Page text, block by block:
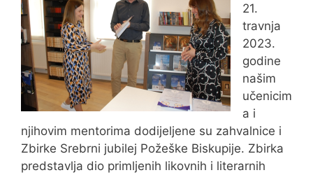
21.
travnja
2023.
godine
našim
učenicim
a i
njihovim mentorima dodijeljene su zahvalnice i
Zbirke Srebrni jubilej Požeške Biskupije. Zbirka
predstavlja dio primljenih likovnih i literarnih